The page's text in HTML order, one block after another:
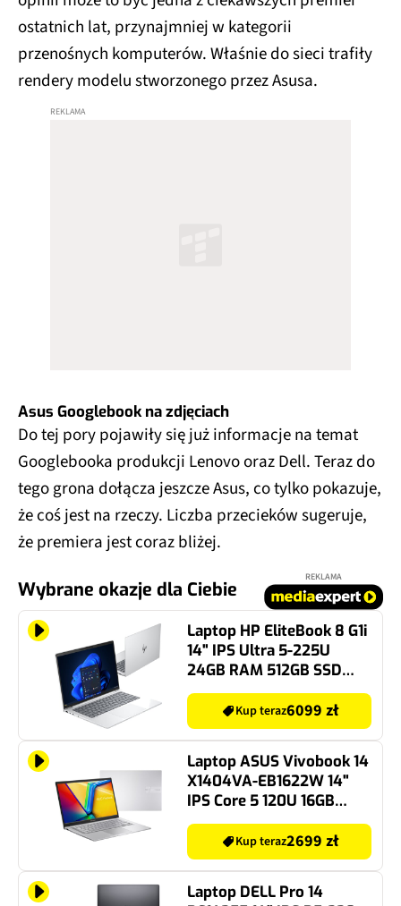
ostatnich lat, przynajmniej w kategorii
przenośnych komputerów. Właśnie do sieci trafiły
rendery modelu stworzonego przez Asusa.
Asus Googlebook na zdjęciach
Do tej pory pojawiły się już informacje na temat
Googlebooka produkcji Lenovo oraz Dell. Teraz do
tego grona dołącza jeszcze Asus, co tylko pokazuje,
że coś jest na rzeczy. Liczba przecieków sugeruje,
że premiera jest coraz bliżej.
Wybrane okazje dla Ciebie
REKLAMA
Laptop HP EliteBook 8 G1i
14" IPS Ultra 5-225U
24GB RAM 512GB SSD
Windows 11 Professional,
Funkcje AIKup teraz6099 zł
Laptop ASUS Vivobook 14
X1404VA-EB1622W 14"
IPS Core 5 120U 16GB
RAM 512GB SSD Windows
11 HomeKup teraz2699 zł
Laptop DELL Pro 14